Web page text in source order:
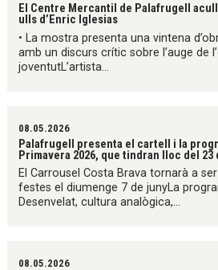
El Centre Mercantil de Palafrugell
ulls d’Enric Iglesias
• La mostra presenta una vintena
amb un discurs crític sobre l’auge de
joventutL’artista...
08.05.2026
Palafrugell presenta el cartell i la
Primavera 2026, que tindran lloc del 23
El Carrousel Costa Brava tornarà a
festes el diumenge 7 de junyLa
Desenvelat, cultura analògica,...
08.05.2026